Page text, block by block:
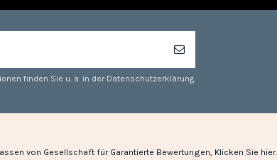
finden Sie u. a. in der Datenschutzerklärung.
von Gesellschaft für Garantierte Bewertungen, Klicken Sie hier.